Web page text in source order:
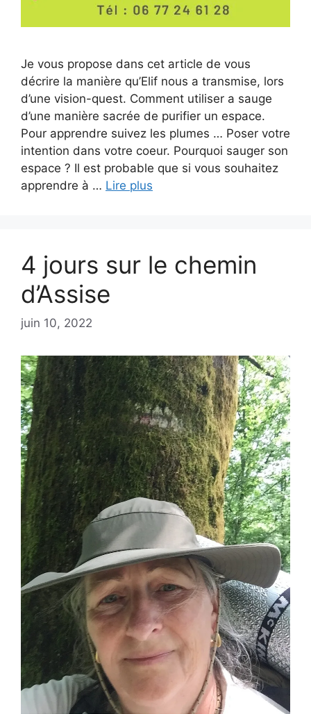
Je vous propose dans cet article de vous
décrire la manière qu’Elif nous a transmise, lors
d’une vision-quest. Comment utiliser a sauge
d’une manière sacrée de purifier un espace.
Pour apprendre suivez les plumes … Poser votre
intention dans votre coeur. Pourquoi sauger son
espace ? Il est probable que si vous souhaitez
apprendre à … Lire plus
4 jours sur le chemin
d’Assise
juin 10, 2022